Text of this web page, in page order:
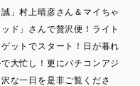
」村上晴彦さん＆マイちゃ
ド」さんで贅沢便！ライト
ットでスタート！日が暮れ
大忙し！更にバチコンアジ
な一日を是非ご覧くださ